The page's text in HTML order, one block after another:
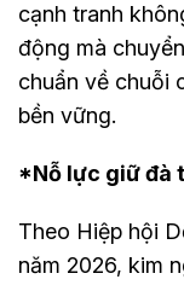
cạnh tranh
động mà
chuẩn về chuỗi
bền vững.
*Nỗ lực giữ đà
Theo Hiệp hội
năm 2026, kim